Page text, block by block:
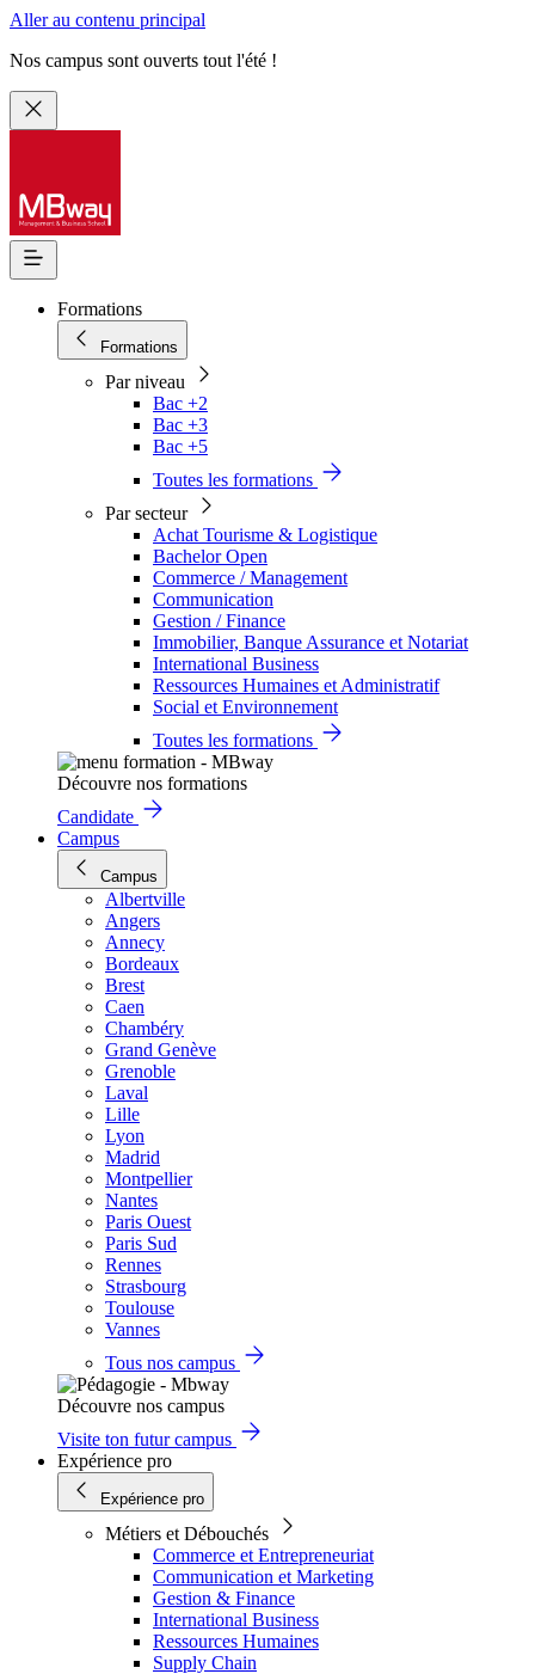
Aller au contenu principal
Nos campus sont ouverts tout l'été !
Formations
Formations
Par niveau
Bac +2
Bac +3
Bac +5
Toutes les formations
Par secteur
Achat Tourisme & Logistique
Bachelor Open
Commerce / Management
Communication
Gestion / Finance
Immobilier, Banque Assurance et Notariat
International Business
Ressources Humaines et Administratif
Social et Environnement
Toutes les formations
Découvre nos formations
Candidate
Campus
Campus
Albertville
Angers
Annecy
Bordeaux
Brest
Caen
Chambéry
Grand Genève
Grenoble
Laval
Lille
Lyon
Madrid
Montpellier
Nantes
Paris Ouest
Paris Sud
Rennes
Strasbourg
Toulouse
Vannes
Tous nos campus
Découvre nos campus
Visite ton futur campus
Expérience pro
Expérience pro
Métiers et Débouchés
Commerce et Entrepreneuriat
Communication et Marketing
Gestion & Finance
International Business
Ressources Humaines
Supply Chain